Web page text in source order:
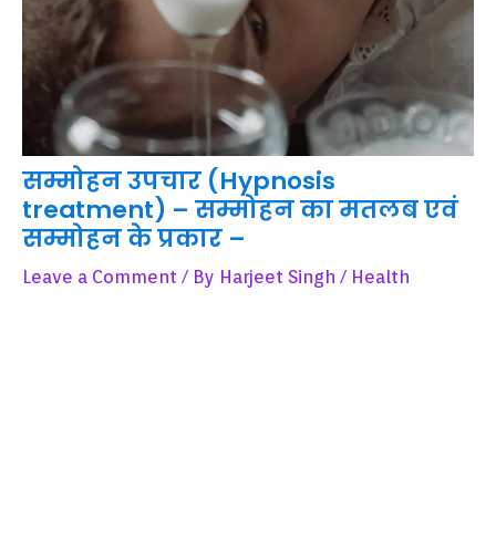
सम्मोहन उपचार (Hypnosis
treatment) – सम्मोहन का मतलब एवं
सम्मोहन के प्रकार –
Leave a Comment / By Harjeet Singh / Health